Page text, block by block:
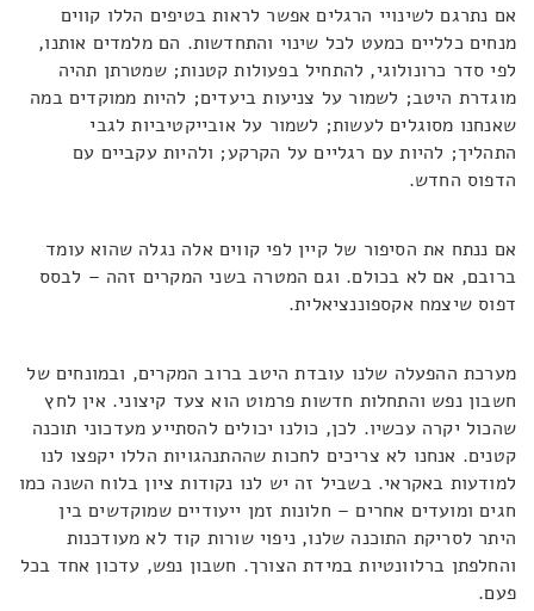
אם נתרגם לשינויי הרגלים אפשר לראות בטיפים הללו קווים
מנחים כלליים כמעט לכל שינוי והתחדשות. הם מלמדים אותנו,
לפי סדר כרונולוגי, להתחיל בפעולות קטנות; שמטרתן תהיה
מוגדרת היטב; לשמור על צניעות ביעדים; להיות ממוקדים במה
שאנחנו מסוגלים לעשות; לשמור על אובייקטיביות לגבי
התהליך; להיות עם רגליים על הקרקע; ולהיות עקביים עם
הדפוס החדש.
אם ננתח את הסיפור של קיין לפי קווים אלה נגלה שהוא עומד
ברובם, אם לא בכולם. וגם המטרה בשני המקרים זהה – לבסס
דפוס שיצמח אקספוננציאלית.
מערכת ההפעלה שלנו עובדת היטב ברוב המקרים, ובמונחים של
חשבון נפש והתחלות חדשות פרמוט הוא צעד קיצוני. אין לחץ
שהכול יקרה עכשיו. לכן, כולנו יכולים להסתייע מעדכוני תוכנה
קטנים. אנחנו לא צריכים לחכות שההתנהגויות הללו יקפצו לנו
למודעות באקראי. בשביל זה יש לנו נקודות ציון בלוח השנה כמו
חגים ומועדים אחרים – חלונות זמן ייעודיים שמוקדשים בין
היתר לסריקת התוכנה שלנו, ניפוי שורות קוד לא מעודכנות
והחלפתן ברלוונטיות במידת הצורך. חשבון נפש, עדכון אחד בכל
פעם.